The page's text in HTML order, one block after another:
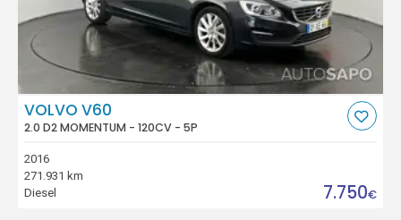
VOLVO V60
2.0 D2 MOMENTUM - 120CV - 5P
2016
271.931 km
Diesel
7.750€